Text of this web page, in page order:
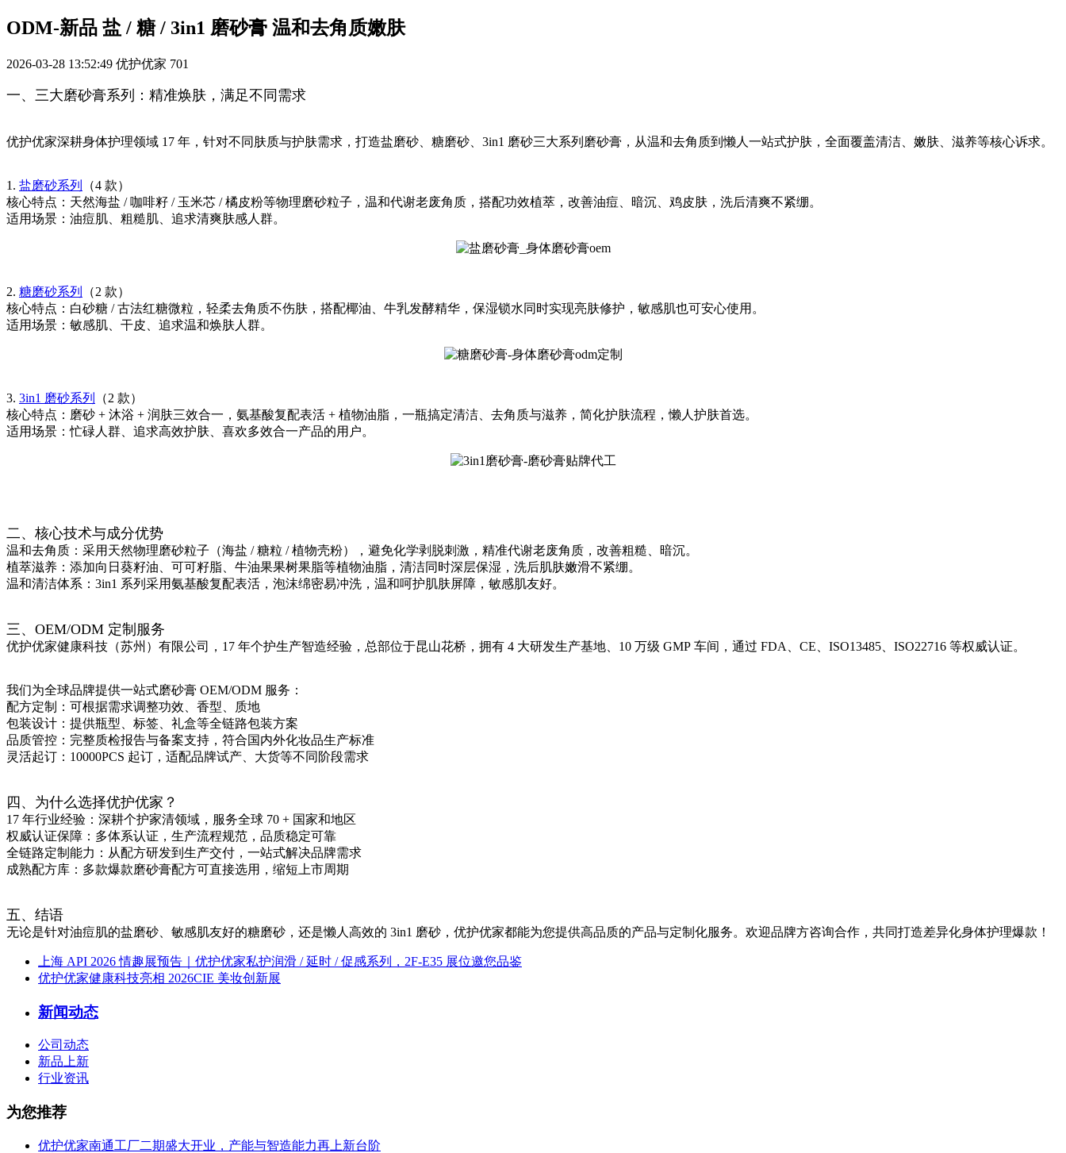
ODM-新品 盐 / 糖 / 3in1 磨砂膏 温和去角质嫩肤
2026-03-28 13:52:49 优护优家 701
一、三大磨砂膏系列：精准焕肤，满足不同需求
优护优家深耕身体护理领域 17 年，针对不同肤质与护肤需求，打造盐磨砂、糖磨砂、3in1 磨砂三大系列磨砂膏，从温和去角质到懒人一站式护肤，全面覆盖清洁、嫩肤、滋养等核心诉求。
1. 盐磨砂系列
（4 款）
核心特点：天然海盐 / 咖啡籽 / 玉米芯 / 橘皮粉等物理磨砂粒子，温和代谢老废角质，搭配功效植萃，改善油痘、暗沉、鸡皮肤，洗后清爽不紧绷。
适用场景：油痘肌、粗糙肌、追求清爽肤感人群。
2. 糖磨砂系列
（2 款）
核心特点：白砂糖 / 古法红糖微粒，轻柔去角质不伤肤，搭配椰油、牛乳发酵精华，保湿锁水同时实现亮肤修护，敏感肌也可安心使用。
适用场景：敏感肌、干皮、追求温和焕肤人群。
3. 3in1 磨砂系列
（2 款）
核心特点：磨砂 + 沐浴 + 润肤三效合一，氨基酸复配表活 + 植物油脂，一瓶搞定清洁、去角质与滋养，简化护肤流程，懒人护肤首选。
适用场景：忙碌人群、追求高效护肤、喜欢多效合一产品的用户。
二、核心技术与成分优势
温和去角质：采用天然物理磨砂粒子（海盐 / 糖粒 / 植物壳粉），避免化学剥脱刺激，精准代谢老废角质，改善粗糙、暗沉。
植萃滋养：添加向日葵籽油、可可籽脂、牛油果果树果脂等植物油脂，清洁同时深层保湿，洗后肌肤嫩滑不紧绷。
温和清洁体系：3in1 系列采用氨基酸复配表活，泡沫绵密易冲洗，温和呵护肌肤屏障，敏感肌友好。
三、OEM/ODM 定制服务
优护优家健康科技（苏州）有限公司，17 年个护生产智造经验，总部位于昆山花桥，拥有 4 大研发生产基地、10 万级 GMP 车间，通过 FDA、CE、ISO13485、ISO22716 等权威认证。
我们为全球品牌提供一站式磨砂膏 OEM/ODM 服务：
配方定制：可根据需求调整功效、香型、质地
包装设计：提供瓶型、标签、礼盒等全链路包装方案
品质管控：完整质检报告与备案支持，符合国内外化妆品生产标准
灵活起订：10000PCS 起订，适配品牌试产、大货等不同阶段需求
四、为什么选择优护优家？
17 年行业经验：深耕个护家清领域，服务全球 70 + 国家和地区
权威认证保障：多体系认证，生产流程规范，品质稳定可靠
全链路定制能力：从配方研发到生产交付，一站式解决品牌需求
成熟配方库：多款爆款磨砂膏配方可直接选用，缩短上市周期
五、结语
无论是针对油痘肌的盐磨砂、敏感肌友好的糖磨砂，还是懒人高效的 3in1 磨砂，优护优家都能为您提供高品质的产品与定制化服务。欢迎品牌方咨询合作，共同打造差异化身体护理爆款！
上海 API 2026 情趣展预告｜优护优家私护润滑 / 延时 / 促感系列，2F-E35 展位邀您品鉴
优护优家健康科技亮相 2026CIE 美妆创新展
新闻动态
公司动态
新品上新
行业资讯
为您推荐
优护优家南通工厂二期盛大开业，产能与智造能力再上新台阶